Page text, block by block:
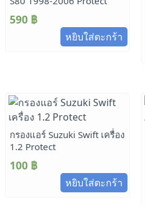
590 ฿
หยิบใส่ตะกร้า
กรองแอร์ Suzuki Swift เครื่อง
1.2 Protect
100 ฿
หยิบใส่ตะกร้า